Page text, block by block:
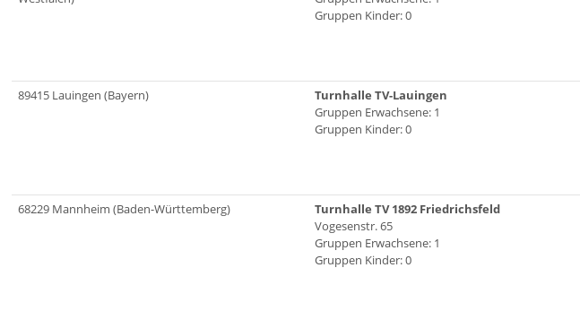
Gruppen Kinder: 0
89415 Lauingen (Bayern)
Turnhalle TV-Lauingen
Gruppen Erwachsene: 1
Gruppen Kinder: 0
68229 Mannheim (Baden-Württemberg)
Turnhalle TV 1892 Friedrichsfeld
Vogesenstr. 65
Gruppen Erwachsene: 1
Gruppen Kinder: 0